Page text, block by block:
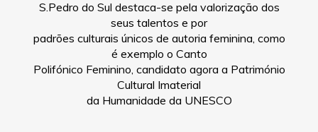
S.Pedro do Sul destaca-se pela valorização dos
seus talentos e por
padrões culturais únicos de autoria feminina, como
é exemplo o Canto
Polifónico Feminino, candidato agora a Património
Cultural Imaterial
da Humanidade da UNESCO